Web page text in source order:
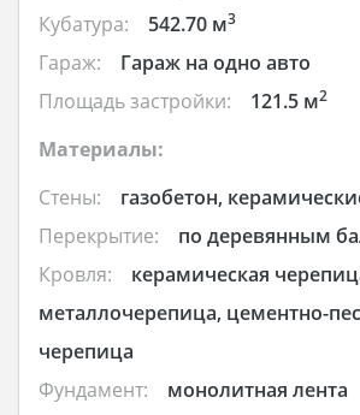
Кубатура:
542.70 м3
Гараж:
Гараж на одно авто
Площадь застройки:
121.5 м2
Материалы:
Стены:
газобетон,
Перекрытие:
по деревянным
Кровля:
керамическая
металлочерепица, цементно-
черепица
Фундамент:
монолитная лента